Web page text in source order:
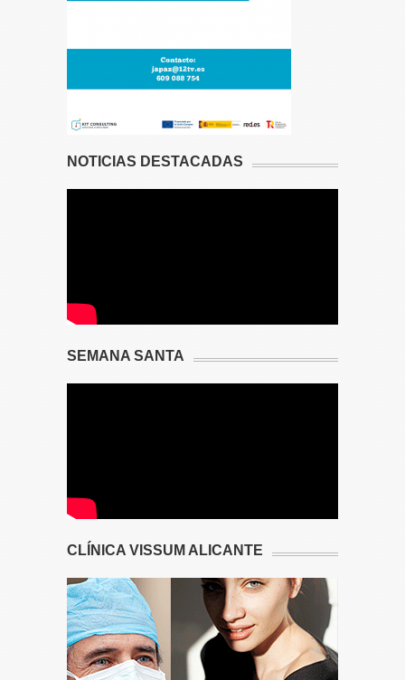
NOTICIAS DESTACADAS
SEMANA SANTA
CLÍNICA VISSUM ALICANTE